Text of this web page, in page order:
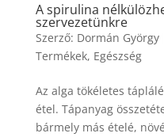
A spirulina
szervezetünkre
Szerző: Dormán György
Termékek, Egészség
Az alga tökéletes
étel. Tápanyag
bármely más ételé,